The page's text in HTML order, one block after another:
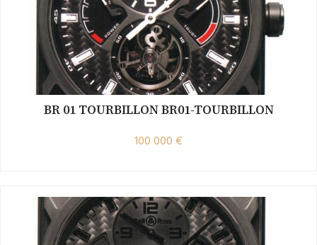
BR 01 TOURBILLON BR01-TOURBILLON
100 000 €